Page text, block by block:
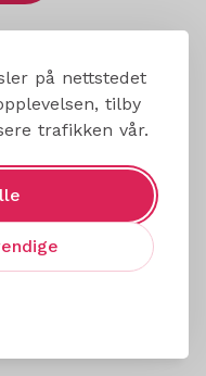
på nettstedet
tilby
trafikken vår.